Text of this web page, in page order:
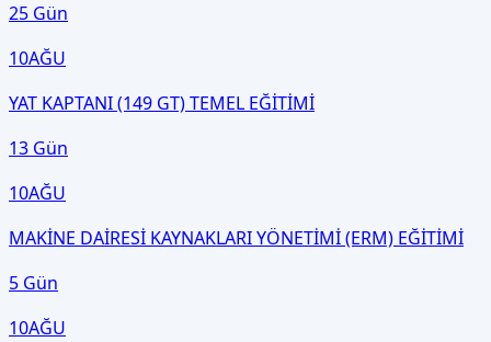
25 Gün
10AĞU
YAT KAPTANI (149 GT) TEMEL EĞİTİMİ
13 Gün
10AĞU
MAKİNE DAİRESİ KAYNAKLARI YÖNETİMİ (ERM) EĞİTİMİ
5 Gün
10AĞU